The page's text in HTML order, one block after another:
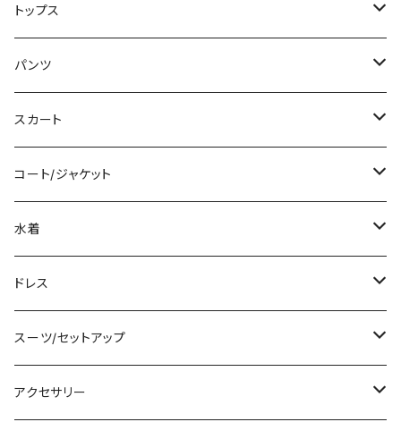
ミニ/ショート
ミディアム/ミモレ
ロング/マキシ
袖付き
ノースリーブ
その他
チュニック
トップス
Tシャツ/カットソー
タンクトップ/キャミソール
シャツ/ブラウス
ベアトップ/チューブトップ
カーディガン/ボレロ
ニット/セーター
パーカー
パンツ
ショート丈
クロップド丈
ロング丈
デニム
レギンス
その他
スカート
ミニ/ショート
ミディアム/ミモレ
ロング
その他
コート/ジャケット
コート
ジャケット
その他
水着
タンキニ
バンドゥビキニ
ワンピース
ドレス
ミニ/ショート
ミディアム/ミモレ
スーツ/セットアップ
パンツスーツ
アクセサリー